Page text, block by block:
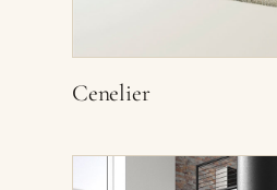
Cenelier